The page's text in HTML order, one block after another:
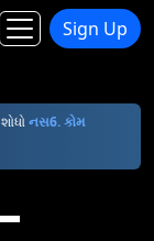
Sign Up
નસ6. કોમ